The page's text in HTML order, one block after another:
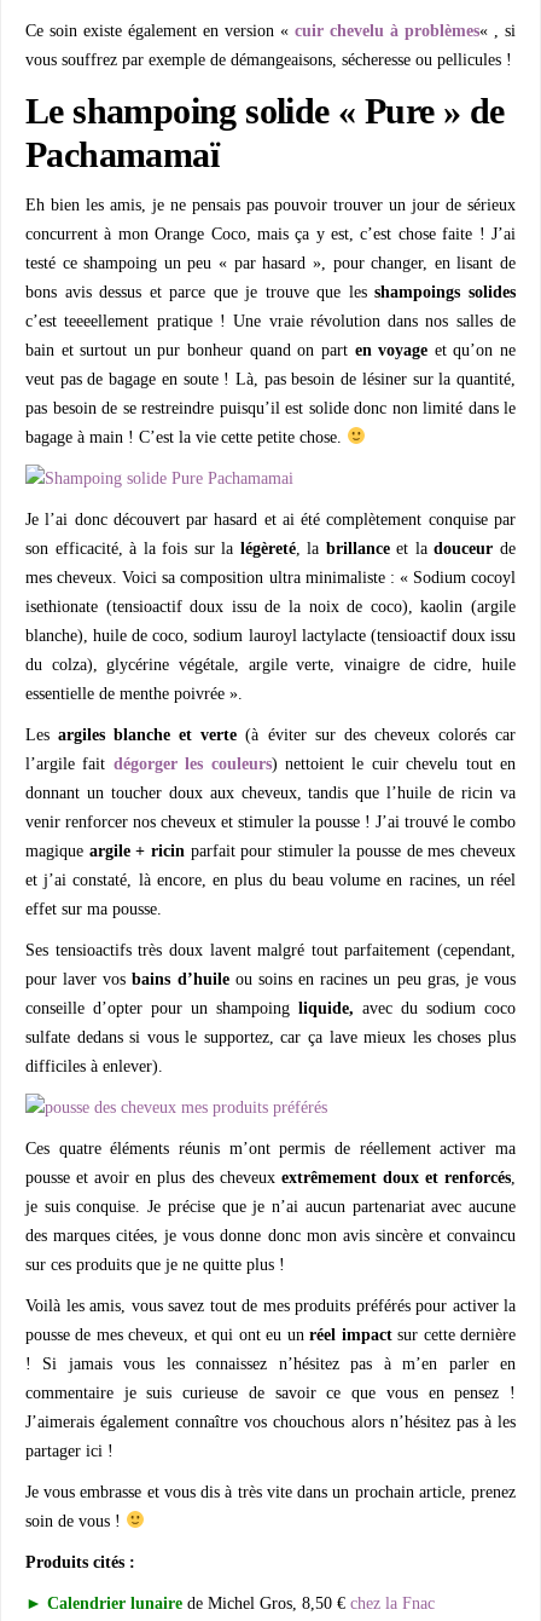
Ce soin existe également en version « cuir chevelu à problèmes« , si
vous souffrez par exemple de démangeaisons, sécheresse ou pellicules !
Le shampoing solide « Pure » de
Pachamamaï
Eh bien les amis, je ne pensais pas pouvoir trouver un jour de sérieux
concurrent à mon Orange Coco, mais ça y est, c’est chose faite ! J’ai
testé ce shampoing un peu « par hasard », pour changer, en lisant de
bons avis dessus et parce que je trouve que lesshampoings solides
c’est teeeellement pratique ! Une vraie révolution dans nos salles de
bain et surtout un pur bonheur quand on part en voyage et qu’on ne
veut pas de bagage en soute ! Là, pas besoin de lésiner sur la quantité,
pas besoin de se restreindre puisqu’il est solide donc non limité dans le
bagage à main ! C’est la vie cette petite chose.
Je l’ai donc découvert par hasard et ai été complètement conquise par
son efficacité, à la fois sur la légèreté, la brillanceet ladouceur de
mes cheveux. Voici sa composition ultra minimaliste : « Sodium cocoyl
isethionate (tensioactif doux issu de la noix de coco), kaolin (argile
blanche), huile de coco, sodium lauroyl lactylacte (tensioactif doux issu
du colza), glycérine végétale, argile verte, vinaigre de cidre, huile
essentielle de menthe poivrée ».
Lesargiles blanche et verte (à éviter sur des cheveux colorés car
l’argile fait dégorger les couleurs) nettoient le cuir chevelu tout en
donnant un toucher doux aux cheveux, tandis que l’huile de ricin va
venir renforcer nos cheveux et stimuler la pousse ! J’ai trouvé le combo
magique argile + ricin parfait pour stimuler la pousse de mes cheveux
et j’ai constaté, là encore, en plus du beau volume en racines, un réel
effet sur ma pousse.
Ses tensioactifs très doux lavent malgré tout parfaitement (cependant,
pour laver vosbains d’huileou soins en racines un peu gras, je vous
conseille d’opter pour un shampoing liquide, avec du sodium coco
sulfate dedans si vous le supportez, car ça lave mieux les choses plus
difficiles à enlever).
Ces quatre éléments réunis m’ont permis de réellement activer ma
pousse et avoir en plus des cheveux extrêmement doux et renforcés
je suis conquise. Je précise que je n’ai aucun partenariat avec aucune
des marques citées, je vous donne donc mon avis sincère et convaincu
sur ces produits que je ne quitte plus !
Voilà les amis, vous savez tout de mes produits préférés pour activer la
pousse de mes cheveux, et qui ont eu unréel impactsur cette dernière
! Si jamais vous les connaissez n’hésitez pas à m’en parler en
commentaire je suis curieuse de savoir ce que vous en pensez !
J’aimerais également connaître vos chouchous alors n’hésitez pas à les
partager ici !
Je vous embrasse et vous dis à très vite dans un prochain article, prenez
soin de vous !
Produits cités :
► Calendrier lunaire de Michel Gros, 8,50 € chez la Fnac